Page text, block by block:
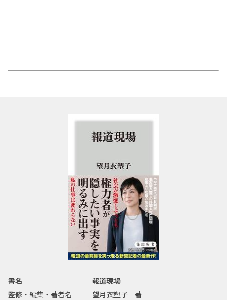
書名
報道現場
監修・編集・著者名
望月衣塑子 著